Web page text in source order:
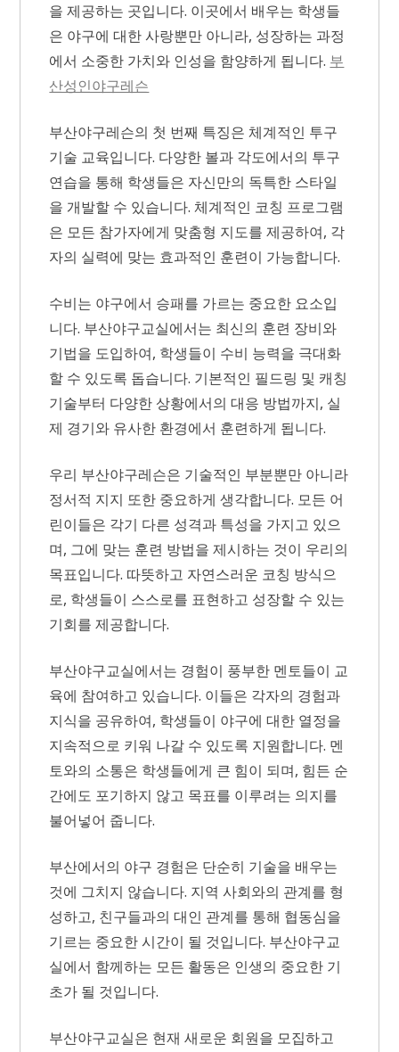
을 제공하는 곳입니다. 이곳에서 배우는 학생들
은 야구에 대한 사랑뿐만 아니라, 성장하는 과정
에서 소중한 가치와 인성을 함양하게 됩니다. 부
산성인야구레슨
부산야구레슨의 첫 번째 특징은 체계적인 투구
기술 교육입니다. 다양한 볼과 각도에서의 투구
연습을 통해 학생들은 자신만의 독특한 스타일
을 개발할 수 있습니다. 체계적인 코칭 프로그램
은 모든 참가자에게 맞춤형 지도를 제공하여, 각
자의 실력에 맞는 효과적인 훈련이 가능합니다.
수비는 야구에서 승패를 가르는 중요한 요소입
니다. 부산야구교실에서는 최신의 훈련 장비와
기법을 도입하여, 학생들이 수비 능력을 극대화
할 수 있도록 돕습니다. 기본적인 필드링 및 캐칭
기술부터 다양한 상황에서의 대응 방법까지, 실
제 경기와 유사한 환경에서 훈련하게 됩니다.
우리 부산야구레슨은 기술적인 부분뿐만 아니라
정서적 지지 또한 중요하게 생각합니다. 모든 어
린이들은 각기 다른 성격과 특성을 가지고 있으
며, 그에 맞는 훈련 방법을 제시하는 것이 우리의
목표입니다. 따뜻하고 자연스러운 코칭 방식으
로, 학생들이 스스로를 표현하고 성장할 수 있는
기회를 제공합니다.
부산야구교실에서는 경험이 풍부한 멘토들이 교
육에 참여하고 있습니다. 이들은 각자의 경험과
지식을 공유하여, 학생들이 야구에 대한 열정을
지속적으로 키워 나갈 수 있도록 지원합니다. 멘
토와의 소통은 학생들에게 큰 힘이 되며, 힘든 순
간에도 포기하지 않고 목표를 이루려는 의지를
불어넣어 줍니다.
부산에서의 야구 경험은 단순히 기술을 배우는
것에 그치지 않습니다. 지역 사회와의 관계를 형
성하고, 친구들과의 대인 관계를 통해 협동심을
기르는 중요한 시간이 될 것입니다. 부산야구교
실에서 함께하는 모든 활동은 인생의 중요한 기
초가 될 것입니다.
부산야구교실은 현재 새로운 회원을 모집하고